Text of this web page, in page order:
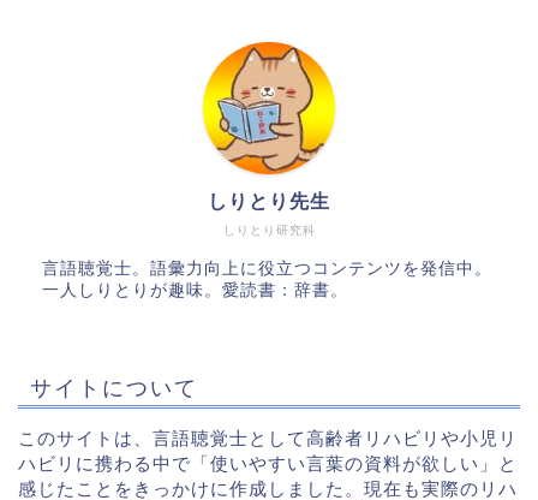
しりとり研究科
しりとり先生
言語聴覚士。語彙力向上に役立つコンテンツを発信中。
一人しりとりが趣味。愛読書：辞書。
サイトについて
このサイトは、言語聴覚士として高齢者リハビリや小児リ
ハビリに携わる中で「使いやすい言葉の資料が欲しい」と
感じたことをきっかけに作成しました。現在も実際のリハ